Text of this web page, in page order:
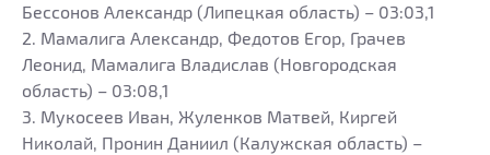
Бессонов Александр (Липецкая область) – 03:03,1
2. Мамалига Александр, Федотов Егор, Грачев
Леонид, Мамалига Владислав (Новгородская
область) – 03:08,1
3. Мукосеев Иван, Жуленков Матвей, Киргей
Николай, Пронин Даниил (Калужская область) –